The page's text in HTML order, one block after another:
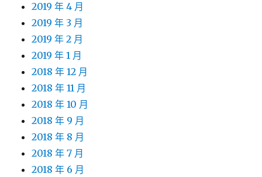
2019 年 4 月
2019 年 3 月
2019 年 2 月
2019 年 1 月
2018 年 12 月
2018 年 11 月
2018 年 10 月
2018 年 9 月
2018 年 8 月
2018 年 7 月
2018 年 6 月